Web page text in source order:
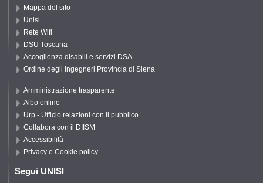
Mappa del sito
Unisi
Rete Wifi
DSU Toscana
Accoglienza disabili e servizi DSA
Ordine degli Ingegneri Provincia di Siena
Amministrazione trasparente
Albo online
Urp - Ufficio relazioni con il pubblico
Collabora con il DIISM
Accessibilità
Privacy e Cookie policy
Segui UNISI